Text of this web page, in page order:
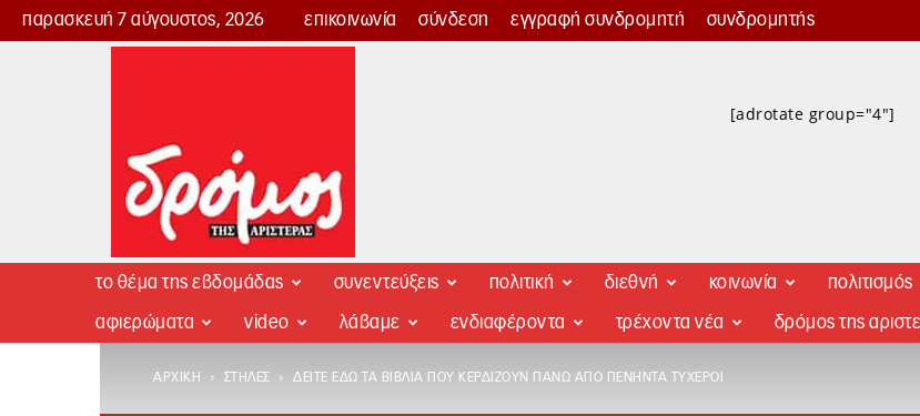
παρασκευή 7 αύγουστος, 2026 επικοινωνία σύνδεση εγγραφή συνδρομητή συνδρομητής
Δρόμος
[adrotate group="4"]
το θέμα της εβδομάδας συνεντεύξεις πολιτική διεθνή κοινωνία πολιτισμός
αφιερώματα video λάβαμε ενδιαφέροντα τρέχοντα νέα δρόμος της
ΑΡΧΙΚΉ ΣΤΉΛΕΣ ΔΕΊΤΕ ΕΔΏ ΤΑ ΒΙΒΛΊΑ ΠΟΥ ΚΕΡΔΊΖΟΥΝ ΠΆΝΩ ΑΠΌ ΠΕΝΉΝΤΑ ΤΥΧΕΡΟΊ